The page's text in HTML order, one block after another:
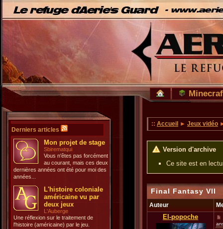
Derniers articles
Mon projet de stage
Sbirematqui
Vous n'êtes pas forcément
au courant, mais ces deux
dernières années ont été pour moi des
années...
L'histoire coloniale
américaine vu par
deux jeux
L'Auberge
Une réflexion sur le traitement de
l'histoire (américaine) par le jeu.
:: Accueil ► Jeux vidéo
Version d'archive
Ce site est en
Final Fantasy VII
Auteur
El-popoche